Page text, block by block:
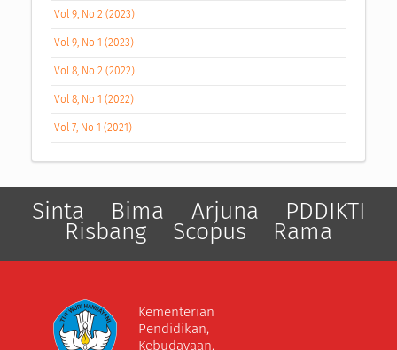
Vol 9, No 2 (2023)
Vol 9, No 1 (2023)
Vol 8, No 2 (2022)
Vol 8, No 1 (2022)
Vol 7, No 1 (2021)
Sinta Bima Arjuna PDDIKTI
Risbang Scopus Rama
Kementerian
Pendidikan,
Kebudayaan,